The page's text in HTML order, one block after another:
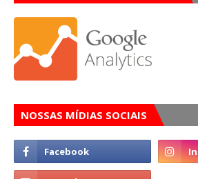
NOSSAS MÍDIAS SOCIAIS